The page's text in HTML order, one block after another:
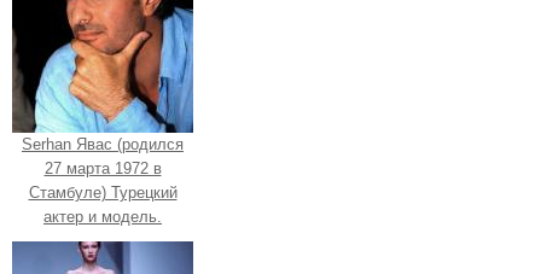
Serhan Явас (родился
27 марта 1972 в
Стамбуле) Турецкий
актер и модель.